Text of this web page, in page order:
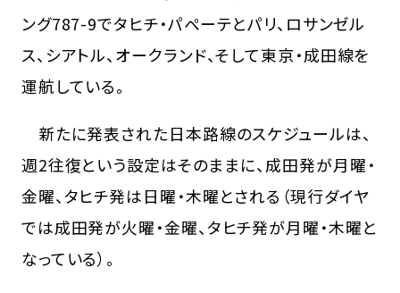
ング787-9でタヒチ・パペーテとパリ、ロサンゼル
ス、シアトル、オークランド、そして東京・成田線を
運航している。
新たに発表された日本路線のスケジュールは、
週2往復という設定はそのままに、成田発が月曜・
金曜、タヒチ発は日曜・木曜とされる（現行ダイヤ
では成田発が火曜・金曜、タヒチ発が月曜・木曜と
なっている）。